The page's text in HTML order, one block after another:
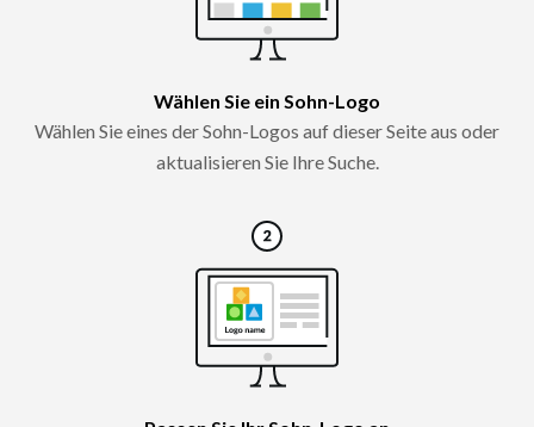
Wählen Sie ein Sohn-Logo
Wählen Sie eines der Sohn-Logos auf dieser Seite aus oder
aktualisieren Sie Ihre Suche.